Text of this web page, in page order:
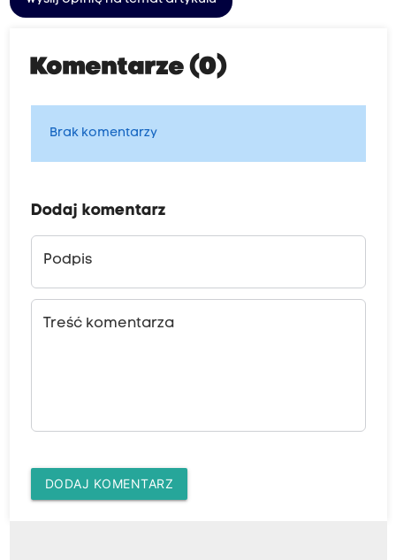
Komentarze (0)
Brak komentarzy
Dodaj komentarz
Podpis
Treść komentarza
DODAJ KOMENTARZ